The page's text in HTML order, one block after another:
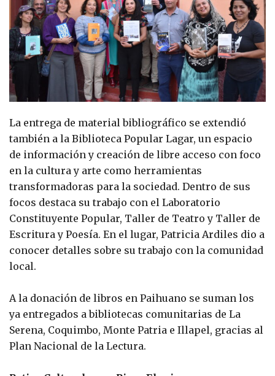
La entrega de material bibliográfico se extendió
también a la Biblioteca Popular Lagar, un espacio
de información y creación de libre acceso con foco
en la cultura y arte como herramientas
transformadoras para la sociedad. Dentro de sus
focos destaca su trabajo con el Laboratorio
Constituyente Popular, Taller de Teatro y Taller de
Escritura y Poesía. En el lugar, Patricia Ardiles dio a
conocer detalles sobre su trabajo con la comunidad
local.
A la donación de libros en Paihuano se suman los
ya entregados a bibliotecas comunitarias de La
Serena, Coquimbo, Monte Patria e Illapel, gracias al
Plan Nacional de la Lectura.